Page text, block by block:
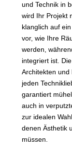
und Technik in
wird Ihr Projekt
klanglich auf
vor, wie Ihre
werden,
integriert ist.
Architekten und
jeden
garantiert
auch in
zur idealen
denen Ästhetik
müssen.